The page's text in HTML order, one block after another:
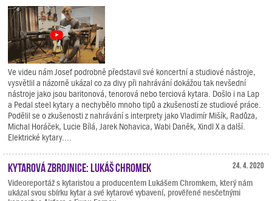
Ve videu nám Josef podrobně představil své koncertní a studiové nástroje,
vysvětlil a názorně ukázal co za divy při nahrávání dokážou tak nevšední
nástroje jako jsou baritonová, tenorová nebo terciová kytara. Došlo i na Lap
a Pedal steel kytary a nechybělo mnoho tipů a zkušeností ze studiové práce.
Podělil se o zkušenosti z nahrávání s interprety jako Vladimír Mišík, Radůza,
Michal Horáček, Lucie Bílá, Jarek Nohavica, Wabi Daněk, Xindl X a další.
Elektrické kytary....
24. 4. 2020
Kytarová zbrojnice: Lukáš Chromek
Videoreportáž s kytaristou a producentem Lukášem Chromkem, který nám
ukázal svou sbírku kytar a své kytarové vybavení, prověřené nesčetnými